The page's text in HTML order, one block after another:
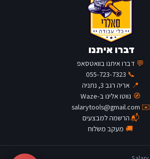
דברו איתנו
💬 דברו איתנו בוואטסאפ
📞
055-723-7323
📍 אריה רגב 3, נתניה
🧭 נווטו אלינו ב-Waze
✉️
salarytools@gmail.com
📬הרשמה למבצעים
🚚 מעקב משלוח